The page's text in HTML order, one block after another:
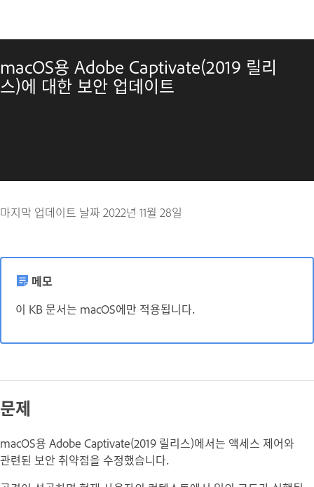
macOS용 Adobe Captivate(2019 릴리
스)에 대한 보안 업데이트
마지막 업데이트 날짜2022년 11월 28일
메모
이 KB 문서는 macOS에만 적용됩니다.
문제
macOS용 Adobe Captivate(2019 릴리스)에서는 액세스 제어와
관련된 보안 취약점을 수정했습니다.